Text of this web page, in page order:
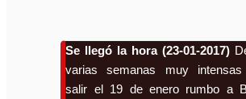
Se llegó la hora (23-01-2017)
varias semanas muy intensas
salir el 19 de enero rumbo a